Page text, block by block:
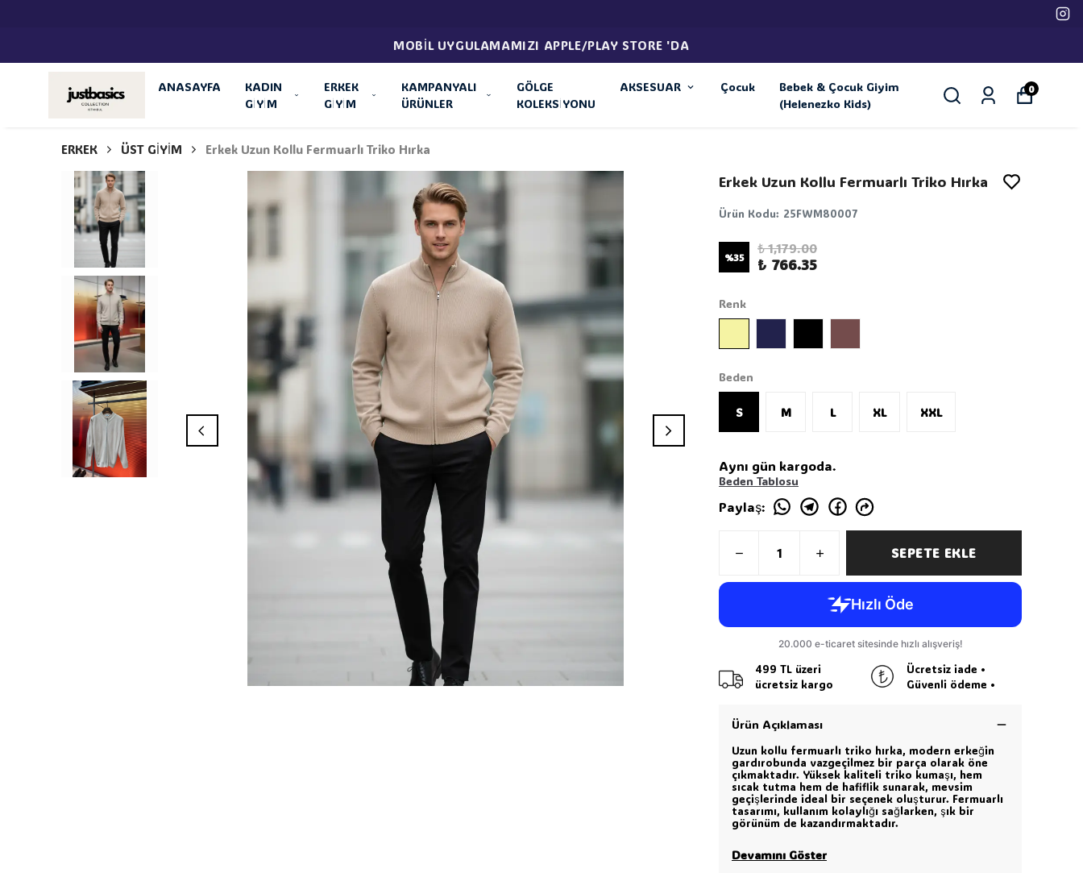
MOBİL UYGULAMAMIZI APPLE/PLAY STORE 'DA
ANASAYFA
KADIN
GİYİM
ERKEK
GİYİM
KAMPANYALI
ÜRÜNLER
GÖLGE
KOLEKSİYONU
AKSESUAR Çocuk
Bebek & Çocuk Giyim
(Helenezko Kids)
0
ERKEK ÜST GİYİM Erkek Uzun Kollu Fermuarlı Triko Hırka
Erkek Uzun Kollu Fermuarlı Triko Hırka
Ürün Kodu: 25FWM80007
%35
₺ 1,179.00
₺ 766.35
Renk
Beden
S M L XL XXL
Aynı gün kargoda.
Beden Tablosu
Paylaş:
SEPETE EKLE
499 TL üzeri
ücretsiz kargo
Ücretsiz iade •
Güvenli ödeme •
Ürün Açıklaması
Uzun kollu fermuarlı triko hırka, modern erkeğin
gardırobunda vazgeçilmez bir parça olarak öne
çıkmaktadır. Yüksek kaliteli triko kumaşı, hem
sıcak tutma hem de hafiflik sunarak, mevsim
geçişlerinde ideal bir seçenek oluşturur. Fermuarlı
tasarımı, kullanım kolaylığı sağlarken, şık bir
görünüm de kazandırmaktadır.
Devamını Göster